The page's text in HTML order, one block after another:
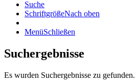
Suche
SchriftgrößeNach oben
MenüSchließen
Suchergebnisse
Es wurden Suchergebnisse zu gefunden.